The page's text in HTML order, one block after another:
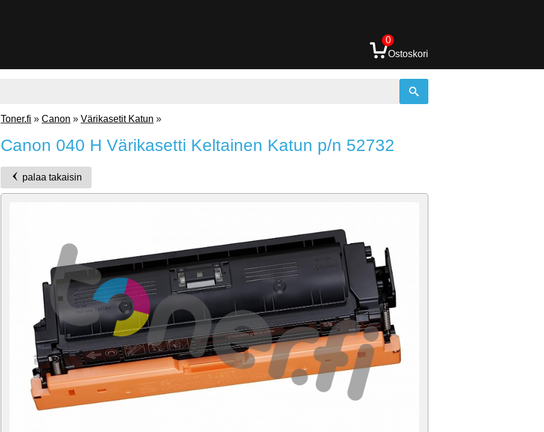
0
Ostoskori
Toner.fi » Canon » Värikasetit Katun »
Canon 040 H Värikasetti Keltainen Katun p/n 52732
palaa takaisin